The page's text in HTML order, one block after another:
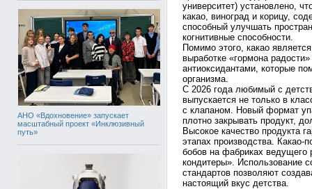
АНО «Вдохновение» запускает
масштабный проект «Инклюзивный
путь»
университет) установлено,
какао, виноград и корицу,
способный улучшать
когнитивные способности.
Помимо этого, какао
выработке «гормона
антиоксидантами, которые
организма.
С 2026 года любимый с
выпускается не только в
с клапаном. Новый формат
плотно закрывать продукт,
Высокое качество продукта
этапах производства. Какао-
бобов на фабриках ведущего
кондитеры». Использование
стандартов позволяют
настоящий вкус детства.